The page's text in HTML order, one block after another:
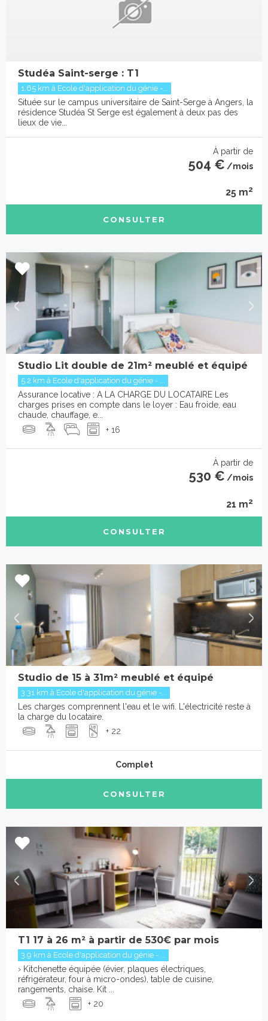
Studéa Saint-serge : T1
1.65 km à Ecole d'application du génie -...
Située sur le campus universitaire de Saint-Serge à Angers, la
résidence Studéa St Serge est également à deux pas des
lieux de vie...
À partir de
504 € /mois
25 m2
CONSULTER
Studio Lit double de 21m² meublé et équipé
5.2 km à Ecole d'application du génie - ...
Assurance locative : A LA CHARGE DU LOCATAIRE Les
charges prises en compte dans le loyer : Eau froide, eau
chaude, chauffage, e...
+ 16
À partir de
530 € /mois
21 m2
CONSULTER
Studio de 15 à 31m² meublé et équipé
3.31 km à Ecole d'application du génie -...
Les charges comprennent l'eau et le wifi. L'électricité reste à
la charge du locataire.
+ 22
Complet
CONSULTER
T1 17 à 26 m² à partir de 530€ par mois
3.9 km à Ecole d'application du génie - ...
› Kitchenette équipée (évier, plaques électriques,
réfrigérateur, four à micro-ondes), table de cuisine,
rangements, chaise. Kit ...
+ 20